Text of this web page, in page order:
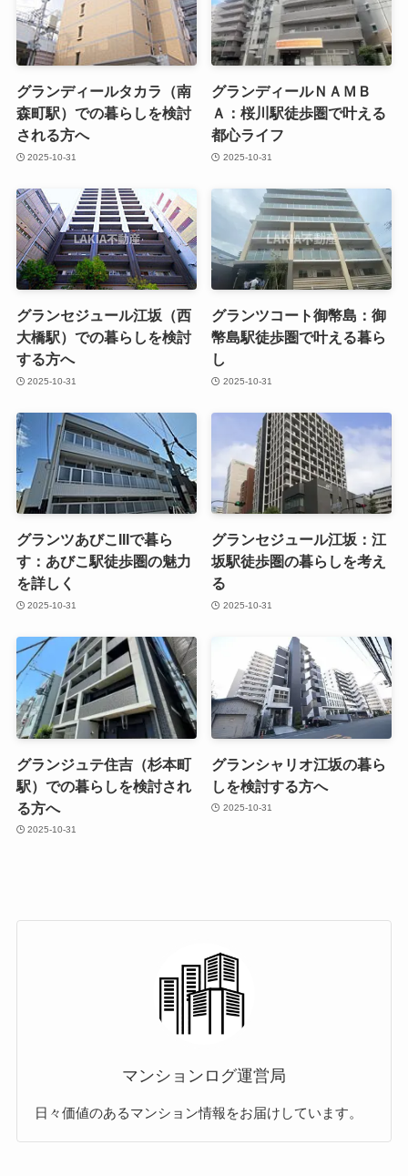
グランディールタカラ（南
森町駅）での暮らしを検討
される方へ
2025-10-31
グランディールＮＡＭＢ
Ａ：桜川駅徒歩圏で叶える
都心ライフ
2025-10-31
グランセジュール江坂（西
大橋駅）での暮らしを検討
する方へ
2025-10-31
グランツコート御幣島：御
幣島駅徒歩圏で叶える暮ら
し
2025-10-31
グランツあびこIIIで暮ら
す：あびこ駅徒歩圏の魅力
を詳しく
2025-10-31
グランセジュール江坂：江
坂駅徒歩圏の暮らしを考え
る
2025-10-31
グランジュテ住吉（杉本町
駅）での暮らしを検討され
る方へ
2025-10-31
グランシャリオ江坂の暮ら
しを検討する方へ
2025-10-31
マンションログ運営局
日々価値のあるマンション情報をお届けしています。